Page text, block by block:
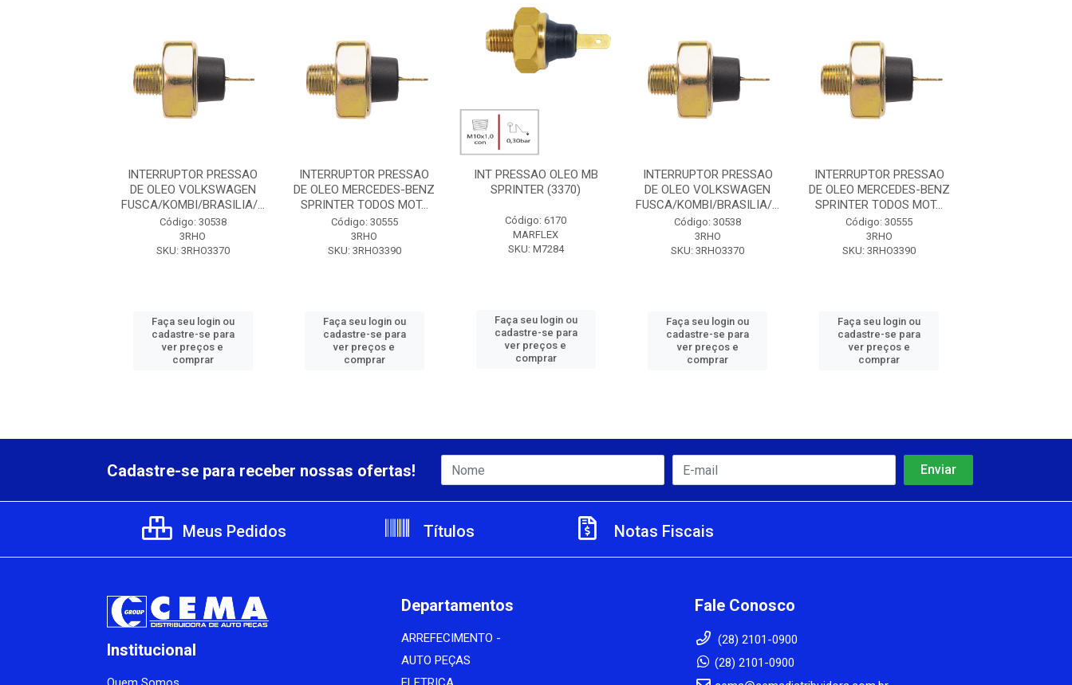
INTERRUPTOR PRESSAO
DE OLEO VOLKSWAGEN
FUSCA/KOMBI/BRASILIA/...
Código: 30538
3RHO
SKU: 3RHO3370
Faça seu login ou
cadastre-se para
ver preços e
comprar
INTERRUPTOR PRESSAO
DE OLEO MERCEDES-BENZ
SPRINTER TODOS MOT...
Código: 30555
3RHO
SKU: 3RHO3390
Faça seu login ou
cadastre-se para
ver preços e
comprar
INT PRESSAO OLEO MB
SPRINTER (3370)
Código: 6170
MARFLEX
SKU: M7284
Faça seu login ou
cadastre-se para
ver preços e
comprar
INTERRUPTOR PRESSAO
DE OLEO VOLKSWAGEN
FUSCA/KOMBI/BRASILIA/...
Código: 30538
3RHO
SKU: 3RHO3370
Faça seu login ou
cadastre-se para
ver preços e
comprar
INTERRUPTOR PRESSAO
DE OLEO MERCEDES-BENZ
SPRINTER TODOS MOT...
Código: 30555
3RHO
SKU: 3RHO3390
Faça seu login ou
cadastre-se para
ver preços e
comprar
Cadastre-se para receber nossas ofertas!
Meus Pedidos Títulos Notas Fiscais
Institucional
Departamentos
ARREFECIMENTO -
AUTO PEÇAS
Fale Conosco
(28) 2101-0900
(28) 2101-0900